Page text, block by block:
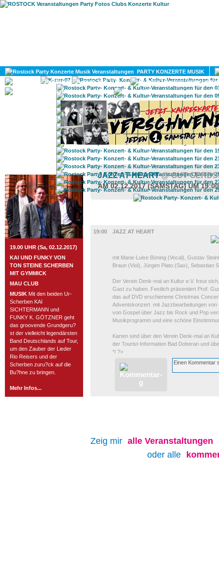
PARTY KONZERTE MUSIK
KULTUR
GAY
ROSTOCK TAGESTIPP
19.00 UHR (Sa, 02.12.2017)
KAI UND FUNKY VON
TON STEINE SCHERBEN
MIT GYMMICK
MAU CLUB
MUSIK Mit den beiden Ur-
Scherben KAI
SICHTERMANN und
FUNKY K. GÖTZNER geht
das groovende Grundgeru?
st der vielleicht legendärsten
Band Deutschlands auf Tour,
um den Zauber der Lieder
Rio Reisers und der
Scherben zuru?ck auf die
Bu?hne zu bringen.
Mehr Infos...
JAZZ AT HEART@ GUT
AM 02.12.2017 (SAMSTAG) UM
19:00
JAZZ AT HEART
mit Marie-Luise Böning (Vocal), Gustav
Braun (Viol), Jürgen Plato (Sax), Sebastian
Der Verein Denk-mal an Kultur e.V. freut
Gast zu haben. Festlich präsentiert Prof.
das auf DVD erschienene Christmas
Adventskonzert mit Jazzbearbeitungen von
von Gospel über Jazz bis Rock und Pop
Musikprogramm und eine schöne
Karten sind über den Verein Denk-mal an
der Tourist-Information Bad Doberan und
*/ ?>
Zeig mir alle Veranstaltungen
oder alle